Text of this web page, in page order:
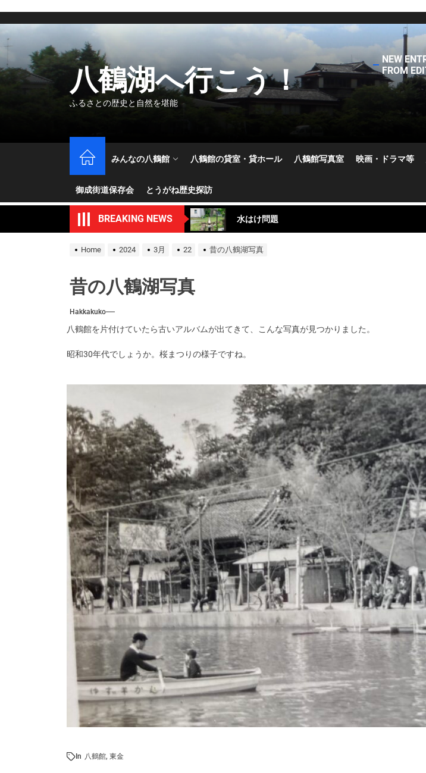
to
the
content
八鶴湖へ行こう！
ふるさとの歴史と自然を堪能
NEW
FROM
みんなの八鶴館 八鶴館の貸室・貸ホール 八鶴館写真室 映画・ドラマ等
御成街道保存会 とうがね歴史探訪
BREAKING NEWS
撮影に向けて
本館2階萩の間の雨漏り
補修作業
水はけ問題
本館2階萩の間の雨漏り
補修作業
5.10お掃除＆修繕
Home 2024 3月 22 昔の八鶴湖写真
昔の八鶴湖写真
Hakkakuko
八鶴館を片付けていたら古いアルバムが出てきて、こんな写真が見つかりました。
昭和30年代でしょうか。桜まつりの様子ですね。
In 八鶴館, 東金